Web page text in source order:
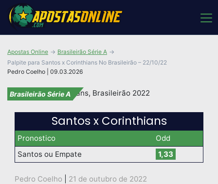
Pedro Coelho | 09.03.2026
Apostas Online
Brasileirão Série A
Palpite para Santos x Corinthians No Brasileirão – 22/10/22
Brasileirão Série A
Santos x Corinthians
Pronostico
Odd
Santos ou Empate
1,33
Pedro Coelho 21 de outubro de 2022